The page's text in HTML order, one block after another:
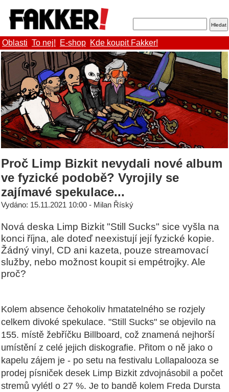
Oblasti To nej! E-shop Kde koupit Fakker!
Proč Limp Bizkit nevydali nové album
ve fyzické podobě? Vyrojily se
zajímavé spekulace...
Vydáno: 15.11.2021 10:00 - Milan Říský
Nová deska Limp Bizkit "Still Sucks" sice vyšla na
konci října, ale doteď neexistují její fyzické kopie.
Žádný vinyl, CD ani kazeta, pouze streamovací
služby, nebo možnost koupit si empétrojky. Ale
proč?
Kolem absence čehokoliv hmatatelného se rozjely
celkem divoké spekulace. "Still Sucks" se objevilo na
155. místě žebříčku Billboard, což znamená nejhorší
umístění z celé jejich diskografie. Přitom o ně jako o
kapelu zájem je - po setu na festivalu Lollapalooza se
prodej písniček desek Limp Bizkit zdvojnásobil a počet
stremů vylétl o 27 %. Je to bandě kolem Freda Dursta